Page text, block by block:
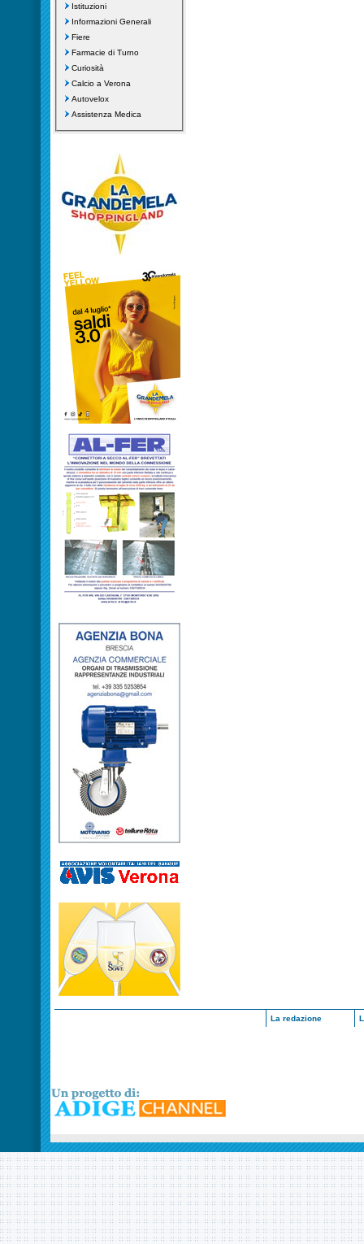
Istituzioni
Informazioni Generali
Fiere
Farmacie di Turno
Curiosità
Calcio a Verona
Autovelox
Assistenza Medica
La redazione